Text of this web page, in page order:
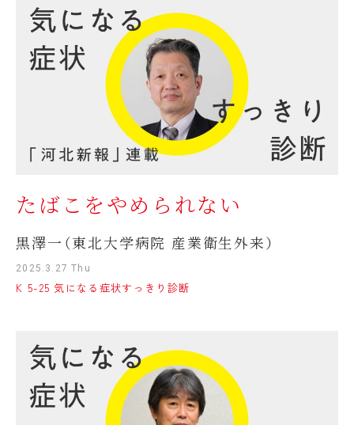
たばこをやめられない
黒澤一（東北大学病院 産業衛生外来）
2025.3.27 Thu
K 5-25 気になる症状すっきり診断